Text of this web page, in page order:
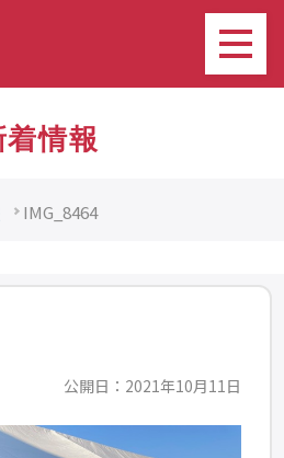
着情報
IMG_8464
公開日：2021年10月11日